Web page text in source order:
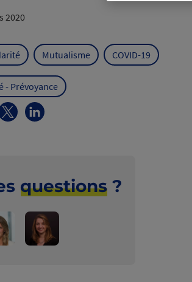
2020
Mutualisme COVID-19
- Prévoyance
questions ?